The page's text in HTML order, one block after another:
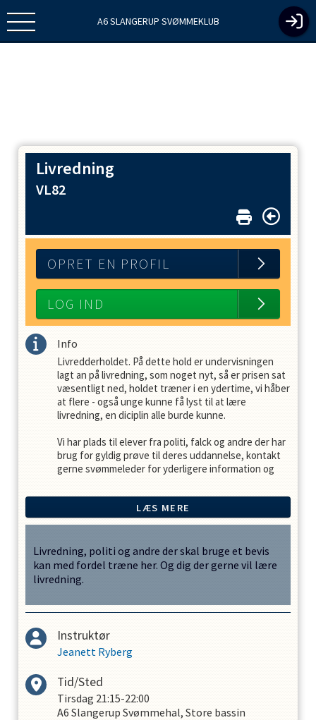
A6 SLANGERUP SVØMMEKLUB
Livredning
VL82
OPRET EN PROFIL
LOG IND
Info
Livredderholdet. På dette hold er undervisningen
lagt an på livredning, som noget nyt, så er prisen sat
væsentligt ned, holdet træner i en ydertime, vi håber
at flere - også unge kunne få lyst til at lære
livredning, en diciplin alle burde kunne.
Vi har plads til elever fra politi, falck og andre der har
brug for gyldig prøve til deres uddannelse, kontakt
gerne svømmeleder for yderligere information og
Ønsker du at gå op til livredderprøven, så betaler du
selv prøven og bevis, max 200 kr.
LÆS MERE
Livredning, politi og andre der skal bruge et bevis
kan med fordel træne her. Og dig der gerne vil lære
livredning.
Instruktør
Jeanett Ryberg
Tid/Sted
Tirsdag 21:15-22:00
A6 Slangerup Svømmehal, Store bassin